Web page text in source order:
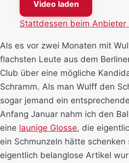
Video laden
Stattdessen beim Anbieter
Als es vor zwei Monaten mit
flachsten Leute aus dem
Club über eine mögliche
Schramm. Als man Wulff den
sogar jemand ein
Anfang Januar nahm ich den
eine launige Glosse, die
ein Schmunzeln hätte schenken
eigentlich belanglose Artikel